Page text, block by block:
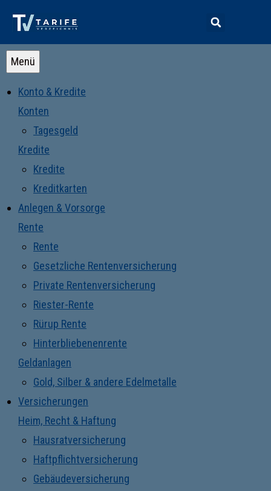
Menü
Konto & Kredite
Konten
Tagesgeld
Kredite
Kredite
Kreditkarten
Anlegen & Vorsorge
Rente
Rente
Gesetzliche Rentenversicherung
Private Rentenversicherung
Riester-Rente
Rürup Rente
Hinterbliebenenrente
Geldanlagen
Gold, Silber & andere Edelmetalle
Versicherungen
Heim, Recht & Haftung
Hausratversicherung
Haftpflichtversicherung
Gebäudeversicherung